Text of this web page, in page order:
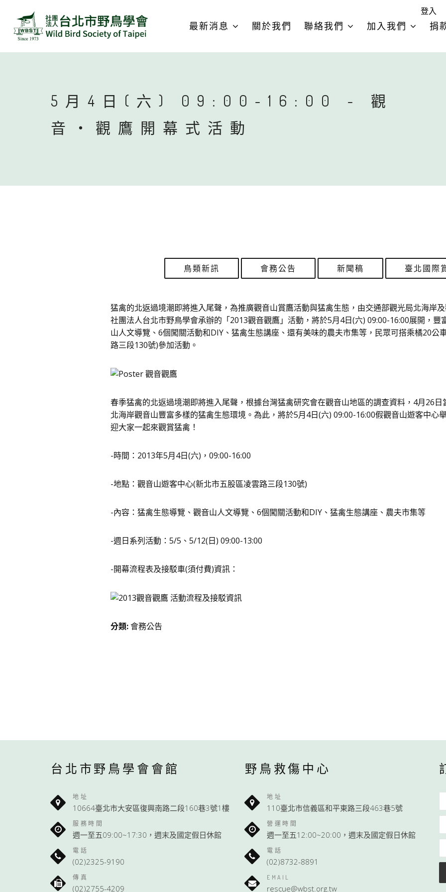
登入
最新消息 關於我們 聯絡我們 加入我們 捐
5月4日(六) 09:00-16:00 - 觀
音‧觀鷹開幕式活動
鳥類新訊 會務公告 新聞稿 臺北國際
猛禽的北返過境潮即將進入尾聲，為推廣觀音山賞鷹活動與猛禽生態，由交通部觀光局北海岸
社團法人台北市野鳥學會承辦的「2013觀音觀鷹」活動，將於5月4日(六) 09:00-16:00展開，豐
山人文導覽、6個闖關活動和DIY、猛禽生態講座、還有美味的農夫市集等，民眾可搭乘橘20公
路三段130號)參加活動。
春季猛禽的北返過境潮即將進入尾聲，根據台灣猛禽研究會在觀音山地區的調查資料，4月26
北海岸觀音山豐富多樣的猛禽生態環境。為此，將於5月4日(六) 09:00-16:00假觀音山遊客中心
迎大家一起來觀賞猛禽！
-時間：2013年5月4日(六)，09:00-16:00
-地點：觀音山遊客中心(新北市五股區凌雲路三段130號)
-內容：猛禽生態導覽、觀音山人文導覽、6個闖關活動和DIY、猛禽生態講座、農夫市集等
-週日系列活動：5/5、5/12(日) 09:00-13:00
-開幕流程表及接駁車(須付費)資訊：
分類:會務公告
台北市野鳥學會會館
地址
10664臺北市大安區復興南路二段160巷3號1樓
服務時間
週一至五09:00~17:30，週末及國定假日休館
電話
(02)2325-9190
傳真
(02)2755-4209
野鳥救傷中心
地址
110臺北市信義區和平東路三段463巷5號
營運時間
週一至五12:00~20:00，週末及國定假日休館
電話
(02)8732-8891
EMAIL
rescue@wbst.org.tw